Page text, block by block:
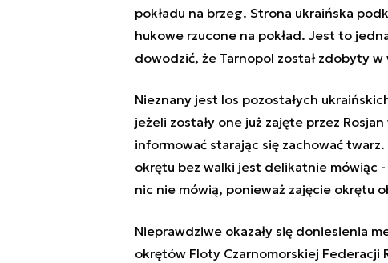
pokładu na brzeg. Strona ukraińska
hukowe rzucone na pokład. Jest to
dowodzić, że Tarnopol został zdobyty
Nieznany jest los pozostałych
jeżeli zostały one już zajęte przez
informować starając się zachować
okrętu bez walki jest delikatnie mówiąc
nic nie mówią, ponieważ zajęcie okrętu
Nieprawdziwe okazały się doniesienia
okrętów Floty Czarnomorskiej Federacji